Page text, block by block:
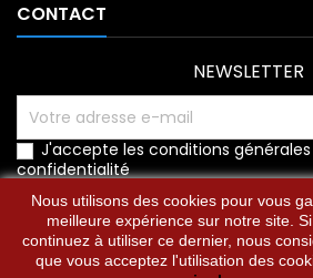
CONTACT
Nous utilisons des cookies pour vous
meilleure expérience sur notre site.
continuez à utiliser ce dernier, nous
que vous acceptez l'utilisation des
NEWSLETTER
J'accepte les conditions
confidentialité